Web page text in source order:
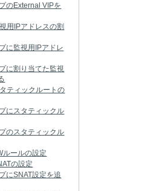
のExternal VIPを
用IPアドレスの割
に監視用IPアドレ
に割り当てた監視
ティックルートの
にスタティックル
のスタティックル
ルールの設定
の設定
にSNAT設定を追